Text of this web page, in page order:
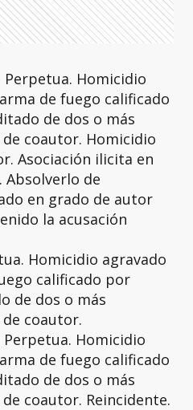
Perpetua. Homicidio
de fuego calificado
de dos o más
coautor. Homicidio
Asociación ilicita en
de
en grado de autor
la acusación
Homicidio agravado
calificado por
de dos o más
coautor.
Perpetua. Homicidio
de fuego calificado
de dos o más
coautor. Reincidente.